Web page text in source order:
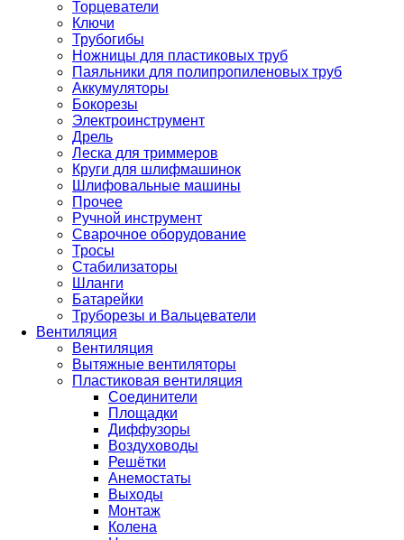
Торцеватели
Ключи
Трубогибы
Ножницы для пластиковых труб
Паяльники для полипропиленовых труб
Аккумуляторы
Бокорезы
Электроинструмент
Дрель
Леска для триммеров
Круги для шлифмашинок
Шлифовальные машины
Прочее
Ручной инструмент
Сварочное оборудование
Тросы
Стабилизаторы
Шланги
Батарейки
Труборезы и Вальцеватели
Вентиляция
Вентиляция
Вытяжные вентиляторы
Пластиковая вентиляция
Соединители
Площадки
Диффузоры
Воздуховоды
Решётки
Анемостаты
Выходы
Монтаж
Колена